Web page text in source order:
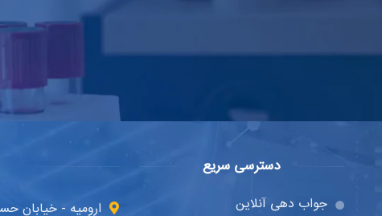
دسترسی سریع
جواب دهی آنلاین
ارومیه - خیابان